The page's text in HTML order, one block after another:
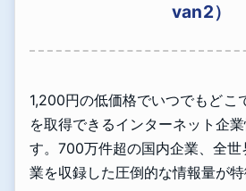
van2）
1,200円の低価格でいつでもどこ
を取得できるインターネット企
す。700万件超の国内企業、全
業を収録した圧倒的な情報量が特